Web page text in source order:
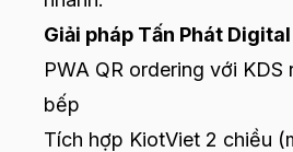
Giải pháp Tấn Phát
PWA QR ordering với KDS
bếp
Tích hợp KiotViet 2 chiều